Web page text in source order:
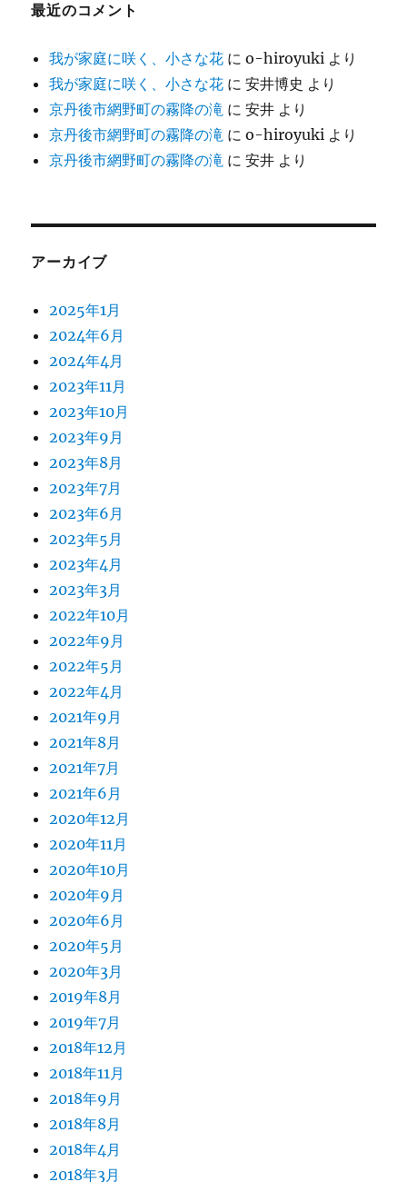
最近のコメント
我が家庭に咲く、小さな花 にo-hiroyuki より
我が家庭に咲く、小さな花 に安井博史 より
京丹後市網野町の霧降の滝 に安井 より
京丹後市網野町の霧降の滝 にo-hiroyuki より
京丹後市網野町の霧降の滝 に安井 より
アーカイブ
2025年1月
2024年6月
2024年4月
2023年11月
2023年10月
2023年9月
2023年8月
2023年7月
2023年6月
2023年5月
2023年4月
2023年3月
2022年10月
2022年9月
2022年5月
2022年4月
2021年9月
2021年8月
2021年7月
2021年6月
2020年12月
2020年11月
2020年10月
2020年9月
2020年6月
2020年5月
2020年3月
2019年8月
2019年7月
2018年12月
2018年11月
2018年9月
2018年8月
2018年4月
2018年3月